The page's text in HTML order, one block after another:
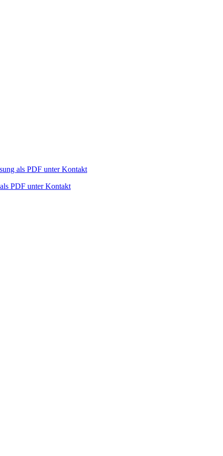
PDF unter Kontakt